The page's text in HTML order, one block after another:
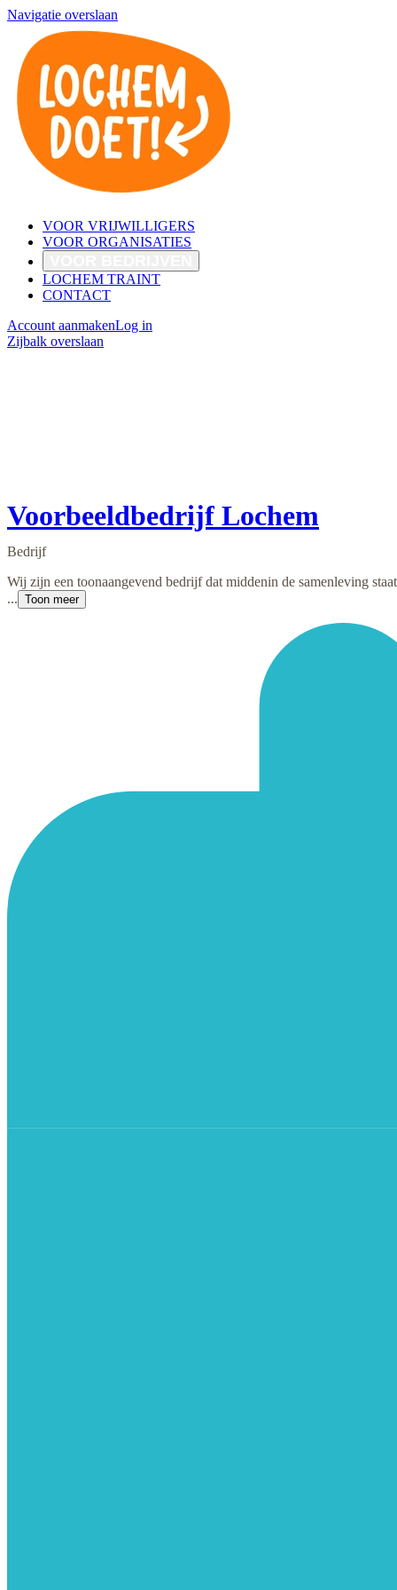
Navigatie overslaan
VOOR VRIJWILLIGERS
VOOR ORGANISATIES
LOCHEM TRAINT
CONTACT
Account aanmakenLog in
Zijbalk overslaan
Voorbeeldbedrijf Lochem
Bedrijf
Wij zijn een toonaangevend bedrijf dat middenin de samenleving
... Toon meer